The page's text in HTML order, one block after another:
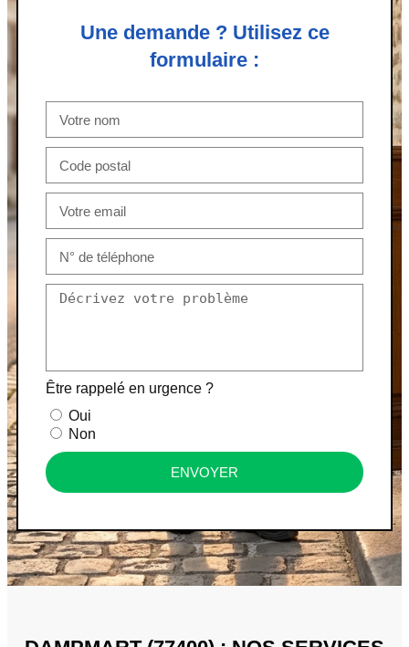
Une demande ? Utilisez ce
formulaire :
Être rappelé en urgence ?
Oui
Non
ENVOYER